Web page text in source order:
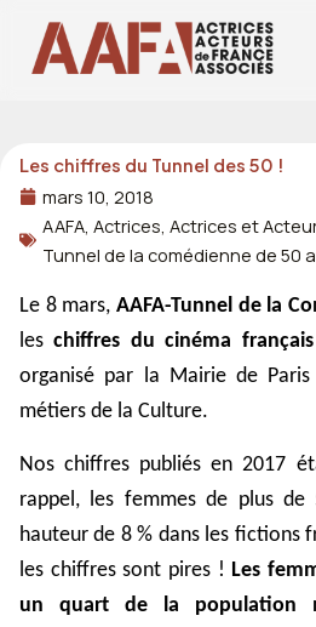
contenu
Les chiffres du Tunnel des 50 !
mars 10, 2018
AAFA, Actrices, Actrices et
Tunnel de la comédienne de 50
Le 8 mars, AAFA-Tunnel de la
leschiffres du cinéma
organisé par la Mairie de
métiers de la Culture.
Nos chiffres publiés en 2017
rappel, les femmes de plus de
hauteur de 8 % dans les fictions
les chiffres sont pires ! Les
un quart de la population